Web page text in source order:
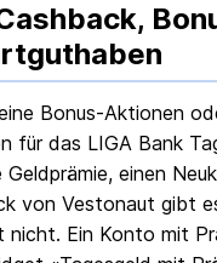
Bonus-Aktionen
für das LIGA Bank
einen
von Vestonaut gibt
nicht. Ein Konto mit